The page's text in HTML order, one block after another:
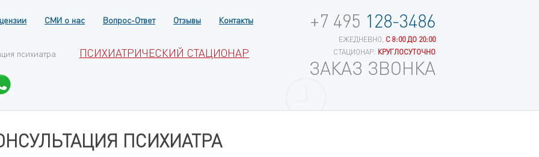
СМИ о нас Вопрос-Ответ Отзывы Контакты
психиатра ПСИХИАТРИЧЕСКИЙ СТАЦИОНАР
+7 495 128-3486
ЕЖЕДНЕВНО, С 8:00 ДО 20:00
СТАЦИОНАР: КРУГЛОСУТОЧНО
ЗАКАЗ ЗВОНКА
ПСИХИАТРА